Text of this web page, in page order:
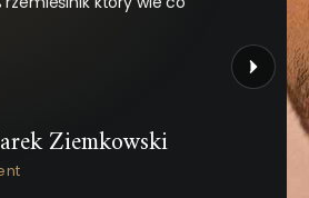
Ziemkowski